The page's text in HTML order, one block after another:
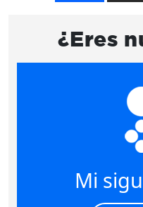
¿Eres
Mi